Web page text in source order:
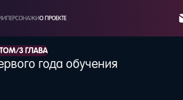
ПЕРСОНАЖИО ПРОЕКТЕ
ТОМ/3 ГЛАВА
года обучения